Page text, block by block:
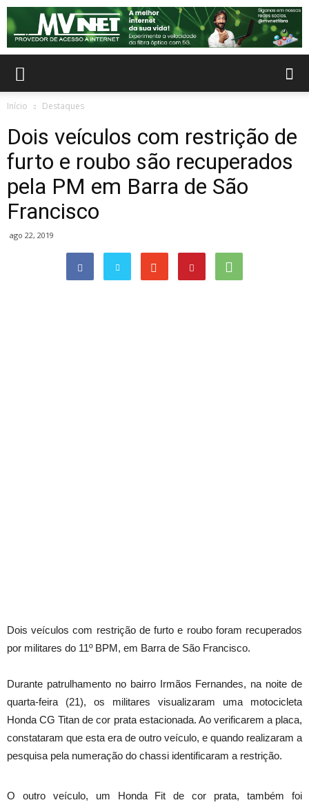
Início Destaques
Dois veículos com restrição de
furto e roubo são recuperados
pela PM em Barra de São
Francisco
ago 22, 2019
Dois veículos com restrição de furto e roubo foram recuperados
por militares do 11º BPM, em Barra de São Francisco.
Durante patrulhamento no bairro Irmãos Fernandes, na noite de
quarta-feira (21), os militares visualizaram uma motocicleta
Honda CG Titan de cor prata estacionada. Ao verificarem a placa,
constataram que esta era de outro veículo, e quando realizaram a
pesquisa pela numeração do chassi identificaram a restrição.
O outro veículo, um Honda Fit de cor prata, também foi